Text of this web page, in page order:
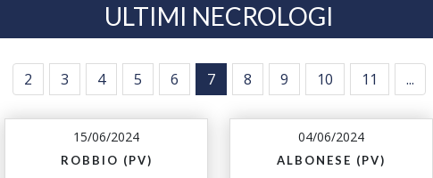
ULTIMI NECROLOGI
2 3 4 5 6 7 8 9 10 11 ...
15/06/2024
ROBBIO (PV)
04/06/2024
ALBONESE (PV)